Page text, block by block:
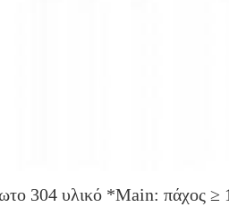
304 υλικό *Main: πάχος